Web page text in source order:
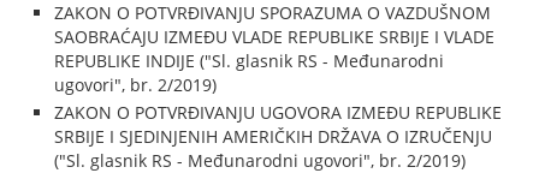
ZAKON O POTVRĐIVANJU SPORAZUMA O VAZDUŠNOM
SAOBRAĆAJU IZMEĐU VLADE REPUBLIKE SRBIJE I VLADE
REPUBLIKE INDIJE ("Sl. glasnik RS - Međunarodni
ugovori", br. 2/2019)
ZAKON O POTVRĐIVANJU UGOVORA IZMEĐU REPUBLIKE
SRBIJE I SJEDINJENIH AMERIČKIH DRŽAVA O IZRUČENJU
("Sl. glasnik RS - Međunarodni ugovori", br. 2/2019)